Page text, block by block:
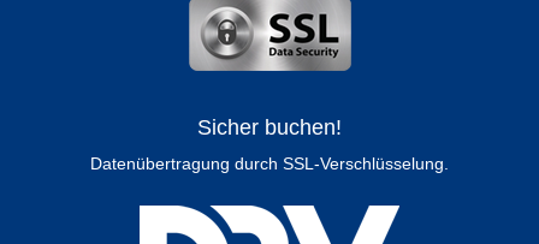
Sicher buchen!
Datenübertragung durch SSL-Verschlüsselung.